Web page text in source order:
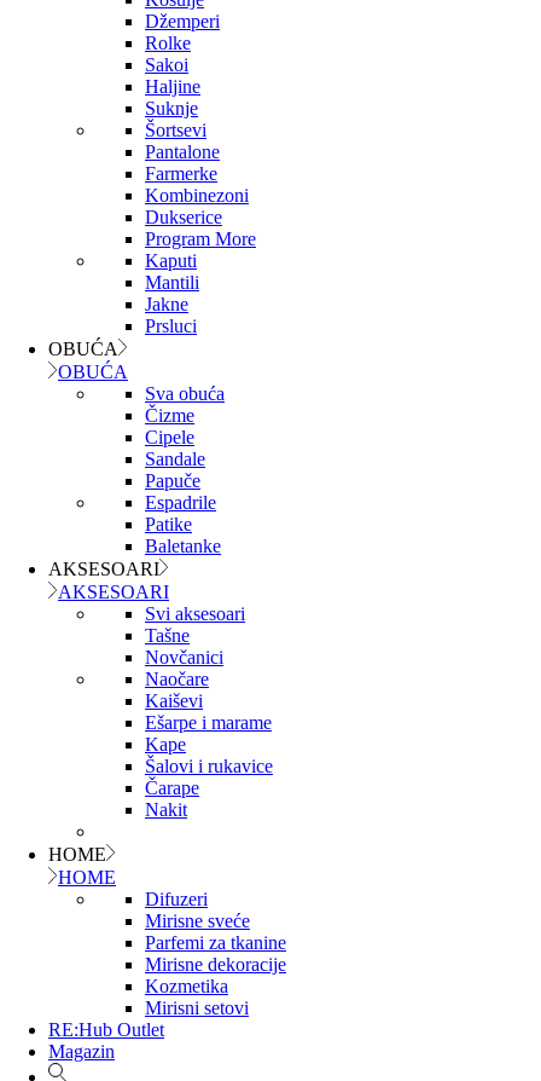
Džemperi
Rolke
Sakoi
Haljine
Suknje
Šortsevi
Pantalone
Farmerke
Kombinezoni
Dukserice
Program More
Kaputi
Mantili
Jakne
Prsluci
OBUĆA
OBUĆA
Sva obuća
Čizme
Cipele
Sandale
Papuče
Espadrile
Patike
Baletanke
AKSESOARI
AKSESOARI
Svi aksesoari
Tašne
Novčanici
Naočare
Kaiševi
Ešarpe i marame
Kape
Šalovi i rukavice
Čarape
Nakit
HOME
HOME
Difuzeri
Mirisne sveće
Parfemi za tkanine
Mirisne dekoracije
Kozmetika
Mirisni setovi
RE:Hub Outlet
Magazin